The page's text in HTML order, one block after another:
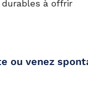
à offrir
ou venez